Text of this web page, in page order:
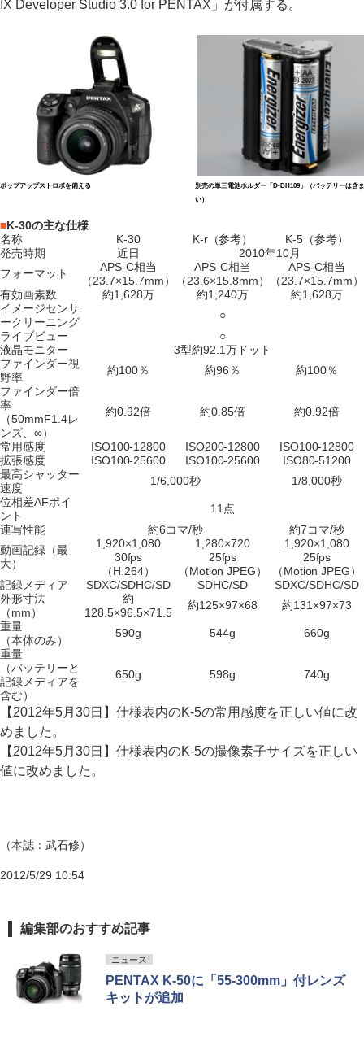
IX Developer Studio 3.0 for PENTAX」が付属する。
ポップアップストロボを備える
別売の単三電池ホルダー「D-BH109」（バッテリーは含
い）
■K-30の主な仕様
名称
K-30 K-r（参考）
K-5（参考）
発売時期
近日
2010年10月
フォーマット
APS-C相当
（23.7×15.7mm）
APS-C相当
（23.6×15.8mm）
APS-C相当
（23.7×15.7mm）
有効画素数
約1,628万 約1,240万
約1,628万
イメージセンサ
ークリーニング
○
ライブビュー
○
液晶モニター
3型約92.1万ドット
ファインダー視
野率
約100％ 約96％
約100％
ファインダー倍
率
（50mmF1.4レ
ンズ、∞）
約0.92倍 約0.85倍 約0.92倍
常用感度 ISO100-12800 ISO200-12800
ISO100-12800
拡張感度
ISO100-25600 ISO100-25600
ISO80-51200
最高シャッター
速度
1/6,000秒
1/8,000秒
位相差AFポイ
ント
11点
連写性能
約6コマ/秒
約7コマ/秒
動画記録（最
大）
1,920×1,080
30fps
（H.264）
1,280×720
25fps
（Motion JPEG）
1,920×1,080
25fps
（Motion JPEG）
記録メディア
SDXC/SDHC/SD SDHC/SD
SDXC/SDHC/SD
外形寸法
（mm）
約
128.5×96.5×71.5
約125×97×68
約131×97×73
重量
（本体のみ）
590g 544g
660g
重量
（バッテリーと
記録メディアを
含む）
650g 598g 740g
【2012年5月30日】仕様表内のK-5の常用感度を正しい値に改
めました。
【2012年5月30日】仕様表内のK-5の撮像素子サイズを正しい
値に改めました。
（本誌：武石修）
2012/5/29 10:54
編集部のおすすめ記事
ニュース
PENTAX K-50に「55-300mm」付レンズ
キットが追加